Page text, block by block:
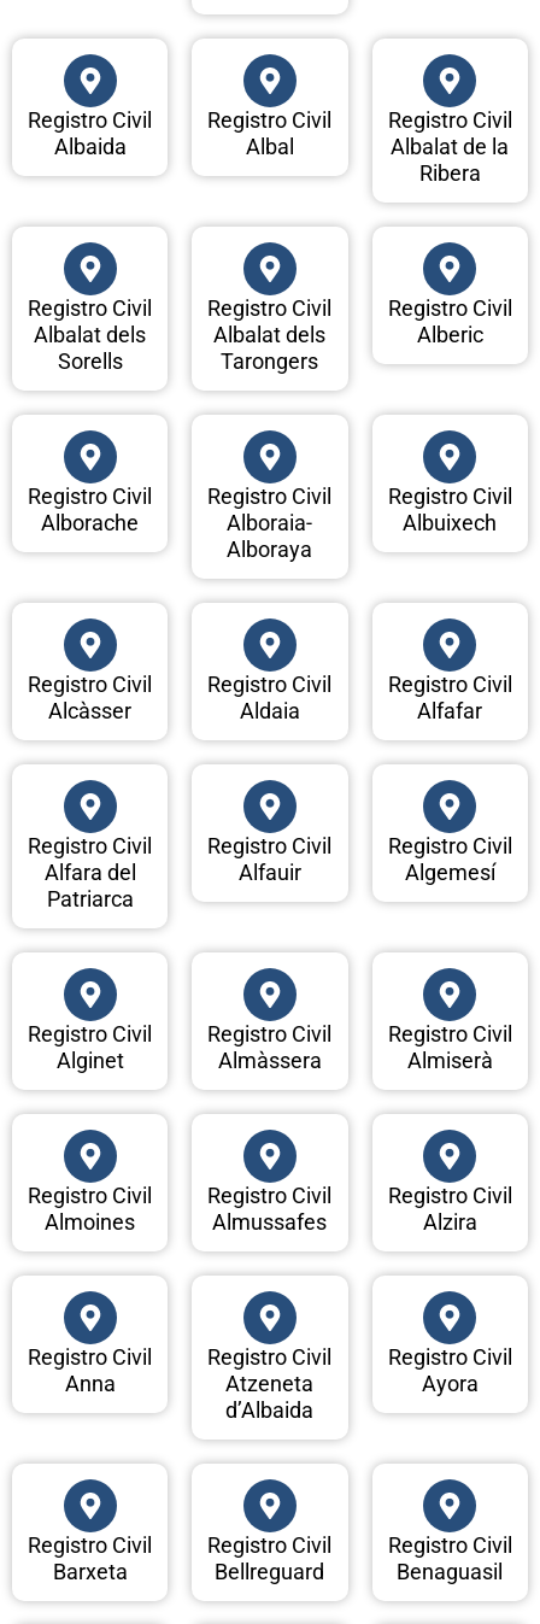
Registro Civil
Albaida
Registro Civil
Albal
Registro Civil
Albalat de la
Ribera
Registro Civil
Albalat dels
Sorells
Registro Civil
Albalat dels
Tarongers
Registro Civil
Alberic
Registro Civil
Alborache
Registro Civil
Alboraia-
Alboraya
Registro Civil
Albuixech
Registro Civil
Alcàsser
Registro Civil
Aldaia
Registro Civil
Alfafar
Registro Civil
Alfara del
Patriarca
Registro Civil
Alfauir
Registro Civil
Algemesí
Registro Civil
Alginet
Registro Civil
Almàssera
Registro Civil
Almiserà
Registro Civil
Almoines
Registro Civil
Almussafes
Registro Civil
Alzira
Registro Civil
Anna
Registro Civil
Atzeneta
d’Albaida
Registro Civil
Ayora
Registro Civil
Barxeta
Registro Civil
Bellreguard
Registro Civil
Benaguasil